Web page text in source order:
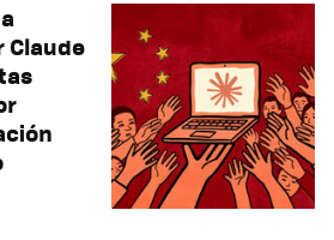
Claude